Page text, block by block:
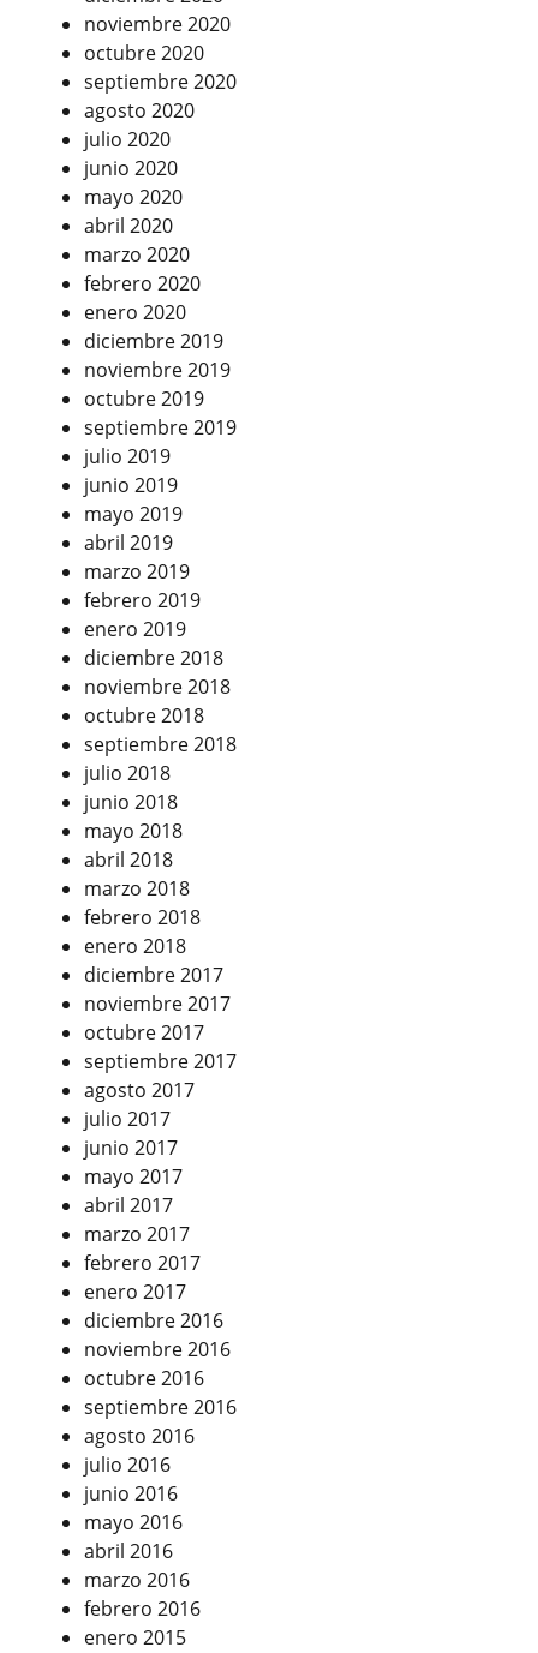
noviembre 2020
octubre 2020
septiembre 2020
agosto 2020
julio 2020
junio 2020
mayo 2020
abril 2020
marzo 2020
febrero 2020
enero 2020
diciembre 2019
noviembre 2019
octubre 2019
septiembre 2019
julio 2019
junio 2019
mayo 2019
abril 2019
marzo 2019
febrero 2019
enero 2019
diciembre 2018
noviembre 2018
octubre 2018
septiembre 2018
julio 2018
junio 2018
mayo 2018
abril 2018
marzo 2018
febrero 2018
enero 2018
diciembre 2017
noviembre 2017
octubre 2017
septiembre 2017
agosto 2017
julio 2017
junio 2017
mayo 2017
abril 2017
marzo 2017
febrero 2017
enero 2017
diciembre 2016
noviembre 2016
octubre 2016
septiembre 2016
agosto 2016
julio 2016
junio 2016
mayo 2016
abril 2016
marzo 2016
febrero 2016
enero 2015